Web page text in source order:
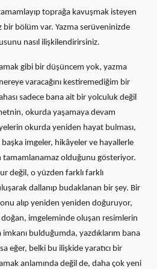
toprağa kavuşmak isteyen
bir bölüm var. Yazma serüveninizde
nasıl ilişkilendirirsiniz.
gibi bir düşüncem yok, yazma
varacağını kestiremediğim bir
sadece bana ait bir yolculuk değil
okurda yaşamaya devam
okurda yeniden hayat bulması,
başka imgeler, hikâyeler ve hayallerle
tamamlanamaz olduğunu gösteriyor.
değil, o yüzden farklı farklı
dallanıp budaklanan bir şey. Bir
alıp yeniden yeniden doğuruyor,
imgeleminde oluşan resimlerin
imkanı bulduğumda, yazdıklarım bana
eğer, belki bu ilişkide yaratıcı bir
anlamında değil de, daha çok yeni